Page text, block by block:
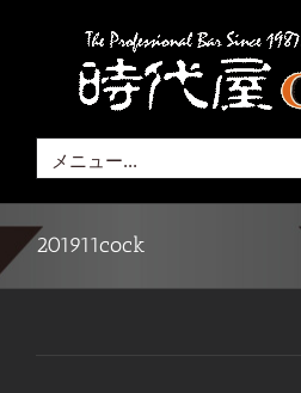
メニュー...
201911cock